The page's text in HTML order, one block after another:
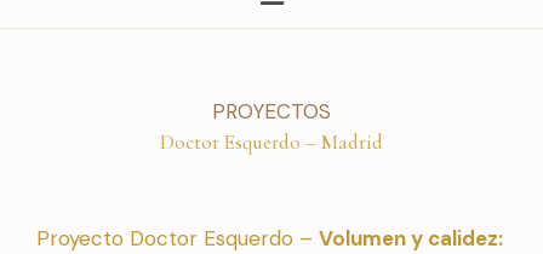
PROYECTOS
Doctor Esquerdo – Madrid
Proyecto Doctor Esquerdo – Volumen y calidez: